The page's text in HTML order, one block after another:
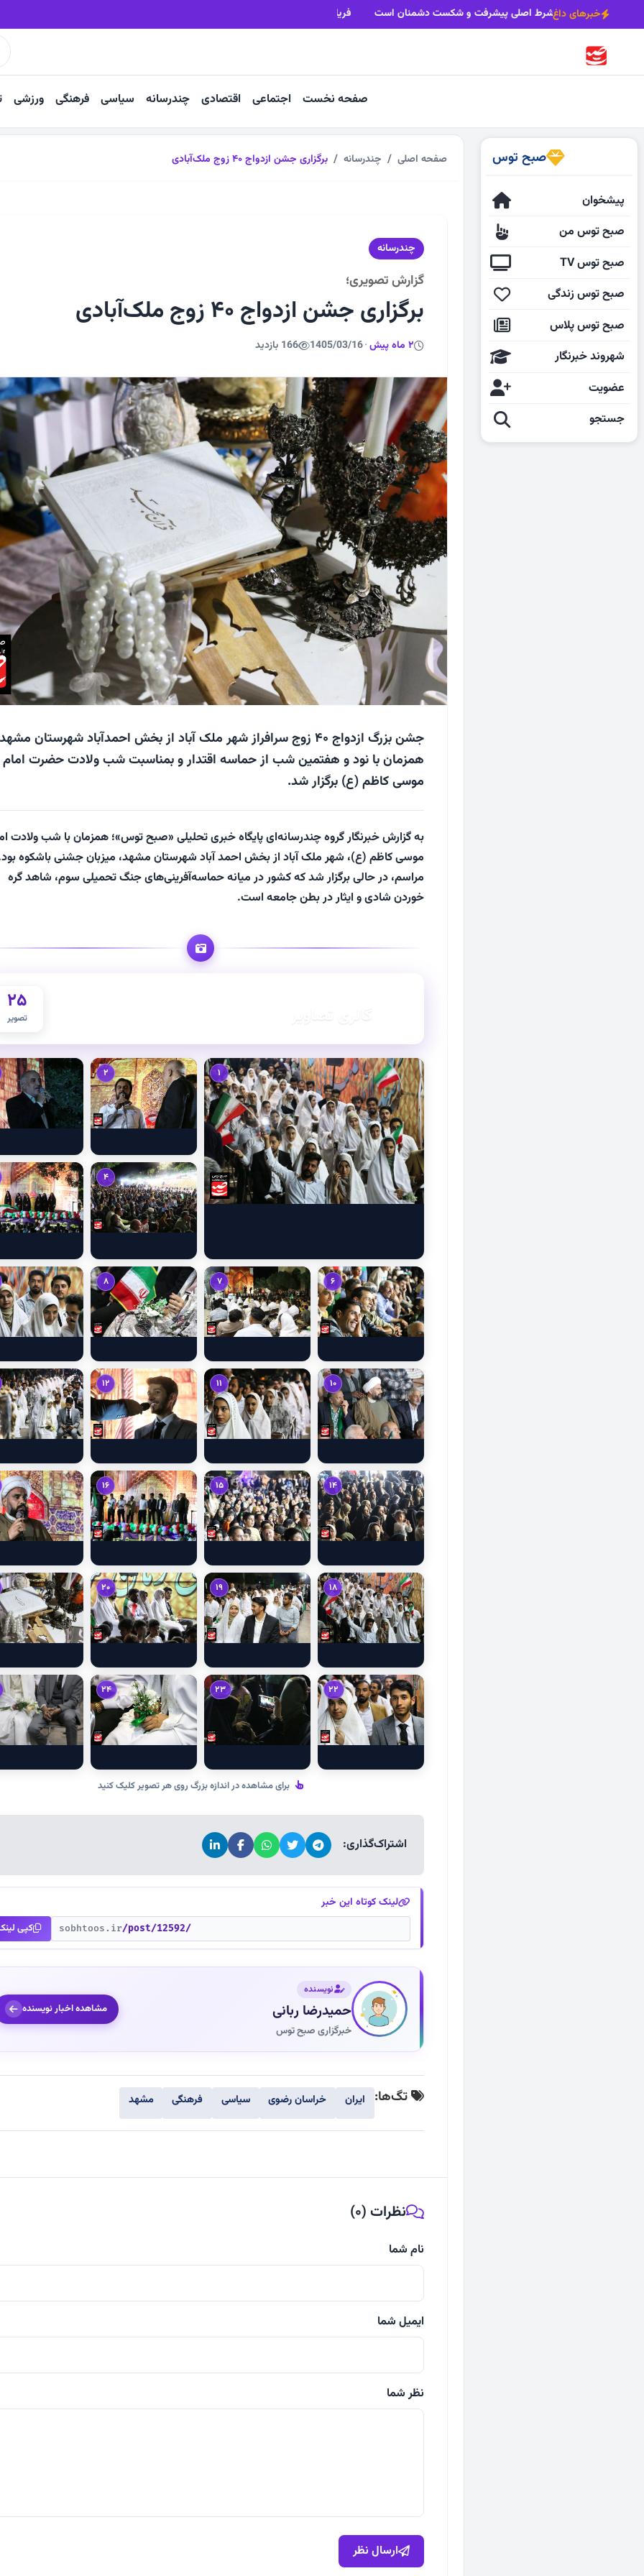
خبرهای داغ
مسکن، بیکاری کارگران را تشدید می‌کند وحدت، شرط اصلی پیشرفت و شکست دشمنان است
صفحه نخست اجتماعی اقتصادی چندرسانه سیاسی فرهنگی ورزشی
صبح توس
پیشخوان
صبح توس من
صبح توس TV
صبح توس زندگی
صبح توس پلاس
شهروند خبرنگار
عضویت
جستجو
صفحه اصلی چندرسانه برگزاری جشن ازدواج ۴۰ زوج ملک‌آبادی
چندرسانه
گزارش تصویری؛
برگزاری جشن ازدواج ۴۰ زوج ملک‌آبادی
2 ماه پیش ·
1405/03/16 166 بازدید
جشن بزرگ ازدواج ۴۰ زوج سرافراز شهر ملک آباد از بخش احمدآباد شهرستان مشهد
همزمان با نود و هفتمین شب از حماسه اقتدار و بمناسبت شب ولادت حضرت امام
موسی کاظم (ع) برگزار شد.
به گزارش خبرنگار گروه چندرسانه‌ای پایگاه خبری تحلیلی «صبح توس»؛ همزمان با شب ولادت
موسی کاظم (ع)، شهر ملک آباد از بخش احمد آباد شهرستان مشهد، میزبان جشنی باشکوه
مراسم، در حالی برگزار شد که کشور در میانه حماسه‌آفرینی‌های جنگ تحمیلی سوم، شاهد گره
خوردن شادی و ایثار در بطن جامعه است.
گالری تصاویر
25
تصویر
1
2
4
6
7
8
10
11
12
14
15
16
18
19
20
22
23
24
برای مشاهده در اندازه بزرگ روی هر تصویر کلیک کنید
اشتراک‌گذاری:
لینک کوتاه این خبر
sobhtoos.ir/post/12592/ کپی
نویسنده
حمیدرضا ربانی
خبرگزاری صبح توس
مشاهده اخبار نویسنده
تگ‌ها: ایران خراسان رضوی سیاسی فرهنگی مشهد
نظرات (0)
نام شما
ایمیل شما
نظر شما
ارسال نظر